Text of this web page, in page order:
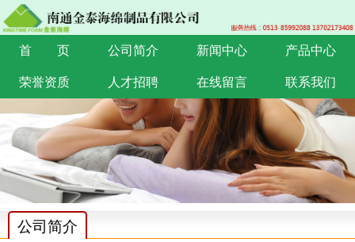
首 页 公司简介 新闻中心 产品中心
荣誉资质 人才招聘 在线留言 联系我们
公司简介